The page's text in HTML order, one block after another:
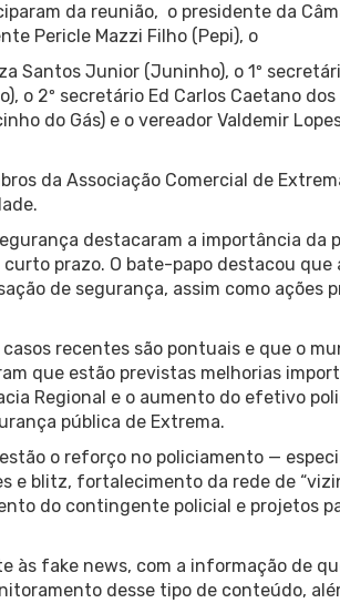
da reunião, o presidente da
Pericle Mazzi Filho (Pepi), o
Santos Junior (Juninho), o 1º
o 2º secretário Ed Carlos Caetano
do Gás) e o vereador Valdemir
da Associação Comercial de
destacaram a importância da
prazo. O bate-papo destacou que
de segurança, assim como ações
recentes são pontuais e que o
que estão previstas melhorias
Regional e o aumento do efetivo
pública de Extrema.
o reforço no policiamento —
e blitz, fortalecimento da rede de
do contingente policial e projetos
às fake news, com a informação de
desse tipo de conteúdo,